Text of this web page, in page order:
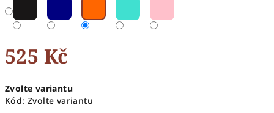
525 Kč
cena:
Zvolte variantu
Kód: Zvolte variantu